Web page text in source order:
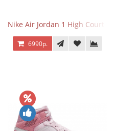
Nike Air Jordan 1 High Court Purple 2.0
6990р.